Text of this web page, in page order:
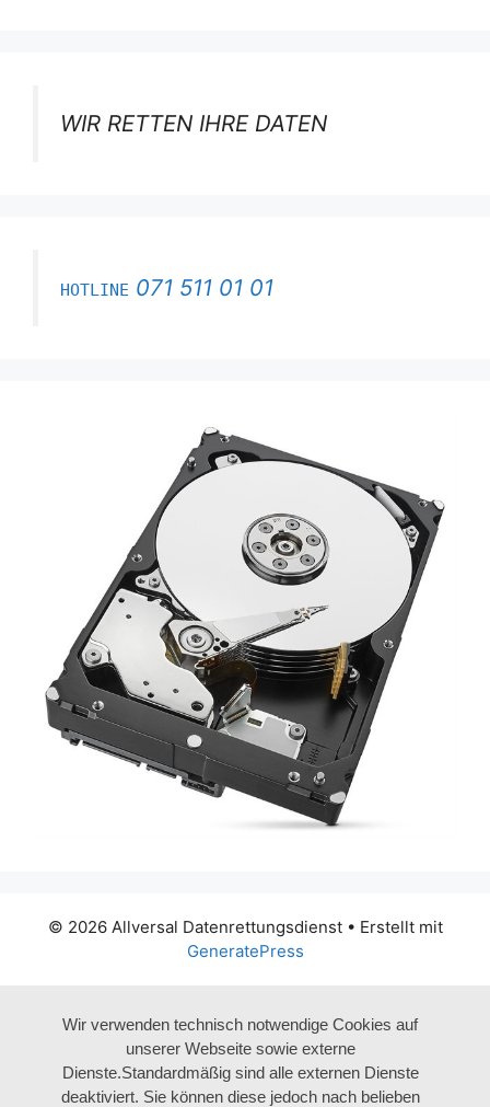
WIR RETTEN IHRE DATEN
HOTLINE 071 511 01 01
© 2026 Allversal Datenrettungsdienst• Erstellt mit
GeneratePress
Wir verwenden technisch notwendige Cookies auf
unserer Webseite sowie externe
Dienste.Standardmäßig sind alle externen Dienste
deaktiviert. Sie können diese jedoch nach belieben